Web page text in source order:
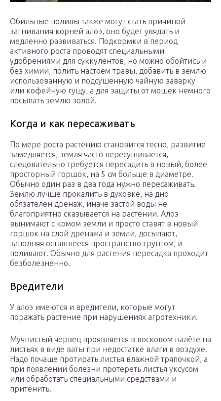
Обильные поливы также могут стать причиной
загнивания корней алоэ, оно будет увядать и
медленно развиваться. Подкормки в период
активного роста проводят специальными
удобрениями для суккулентов, но можно обойтись и
без химии, полить настоем травы, добавить в землю
использованную и подсушенную чайную заварку
или кофейную гущу, а для защиты от мошек немного
посыпать землю золой.
Когда и как пересаживать
По мере роста растению становится тесно, развитие
замедляется, земля часто пересушивается,
следовательно требуется пересадить в новый, более
просторный горшок, на 5 см больше в диаметре.
Обычно один раз в два года нужно пересаживать.
Землю лучше прокалить в духовке, на дно
обязателен дренаж, иначе застой воды не
благоприятно сказывается на растении. Алоэ
вынимают с комом земли и просто ставят в новый
горшок на слой дренажа и земли, досыпают,
заполняя оставшееся пространство грунтом, и
поливают. Обычно для растения пересадка проходит
безболезненно.
Вредители
У алоэ имеются и вредители, которые могут
поражать растение при нарушениях агротехники.
Мучнистый червец проявляется в восковом налёте на
листьях в виде ваты при недостатке влаги в воздухе.
Надо почаще протирать листья влажной тряпочкой, а
при появлении болезни протереть листья уксусом
или обработать специальными средствами и
притенить.